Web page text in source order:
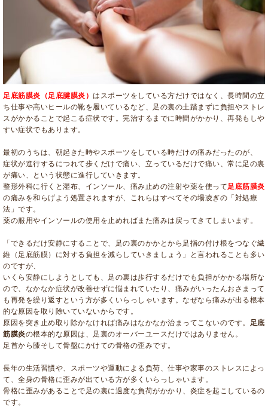
足底筋膜炎（足底腱膜炎） はスポーツをしている方だけではなく、 長時間の立
ち仕事や高いヒールの靴を履いているなど、
足の裏の土踏まずに負担やストレ
スがかかることで起こる症状です。完治するまでに時間がかかり、 再発もしや
すい症状でもあります。
最初のうちは、 朝起きた時やスポーツをしている時だけの痛みだったのが、
症状が進行するにつれて歩くだけで痛い、立っているだけで痛い、 常に足の裏
が痛い、という状態に進行していきます。
整形外科に行くと湿布、インソール、 痛み止めの注射や薬を使って足底筋膜炎
の痛みを和らげよう処置されますが 、これらはすべてその場凌ぎの「対処療
法」です。
薬の服用やインソールの使用を止めればまた痛みは戻ってきてしまいます。
「できるだけ安静にすることで、
足の裏のかかとから足指の付け根をつなぐ繊
維（足底筋膜）
に対する負担を減らしていきましょう」
と言われることも多い
のですが、
いくら安静にしようとしても、
足の裏は歩行するだけでも負担がかかる場所な
ので、 なかなか症状が改善せずに悩まれていたり、 痛みがいったんおさまって
も再発を繰り返すという方が多くいらっ しゃいます。 なぜなら痛みが出る根本
的な原因を取り除いていないからです。
原因を突き止め取り除かなければ痛みはなかなか治まってこないのです。
足底
筋膜炎の根本的な原因は、
足裏のオーバーユースだけではありません。
足首から膝そして骨盤にかけての骨格の歪みです。
長年の生活習慣や、スポーツや運動による負荷、 仕事や家事のストレスによっ
て、 全身の骨格に歪みが出ている方が多くいらっしゃいます。
骨格に歪みがあることで足の裏に過度な負荷がかかり、 炎症を起こしているの
です。